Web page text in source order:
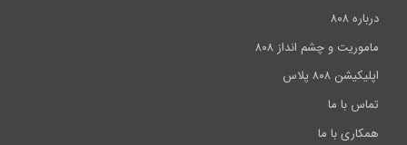
درباره ۸۰۸
ماموریت و چشم انداز ۸۰۸
اپلیکیشن ۸۰۸ پلاس
تماس با ما
همکاری با ما